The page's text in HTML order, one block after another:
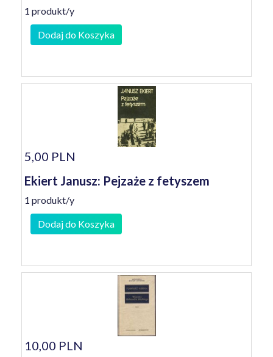
1 produkt/y
Dodaj do Koszyka
5,00 PLN
Ekiert Janusz: Pejzaże z fetyszem
1 produkt/y
Dodaj do Koszyka
10,00 PLN